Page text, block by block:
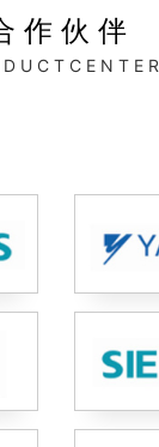
作 伙 伴
D U C T C E N T E R